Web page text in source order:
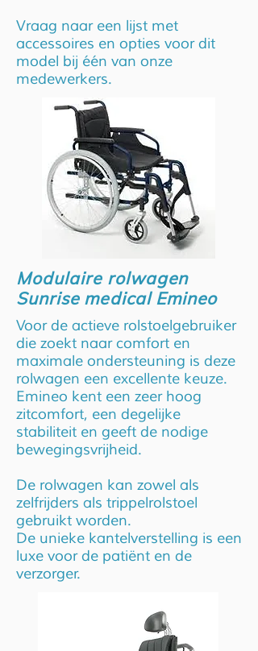
Vraag naar een lijst met
accessoires en opties voor dit
model bij één van onze
medewerkers.
Modulaire rolwagen
Sunrise medical Emineo
Voor de actieve rolstoelgebruiker
die zoekt naar comfort en
maximale ondersteuning is deze
rolwagen een excellente keuze.
Emineo kent een zeer hoog
zitcomfort, een degelijke
stabiliteit en geeft de nodige
bewegingsvrijheid.
De rolwagen kan zowel als
zelfrijders als trippelrolstoel
gebruikt worden.
De unieke kantelverstelling is een
luxe voor de patiënt en de
verzorger.